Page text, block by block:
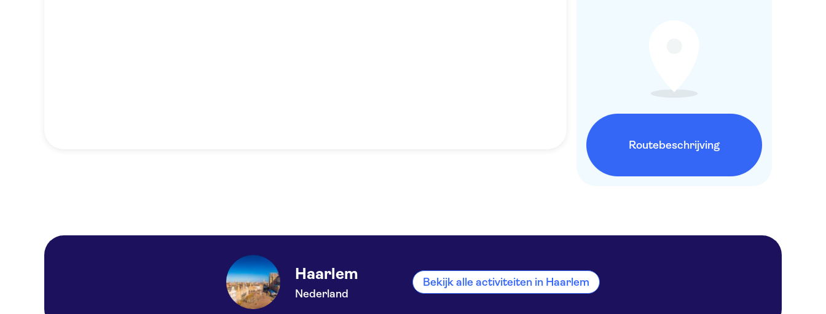
Routebeschrijving
Haarlem
Nederland
Bekijk alle activiteiten in Haarlem